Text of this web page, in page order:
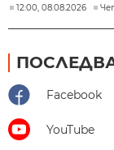
12:00, 08.08.2026
Facebook
YouTube